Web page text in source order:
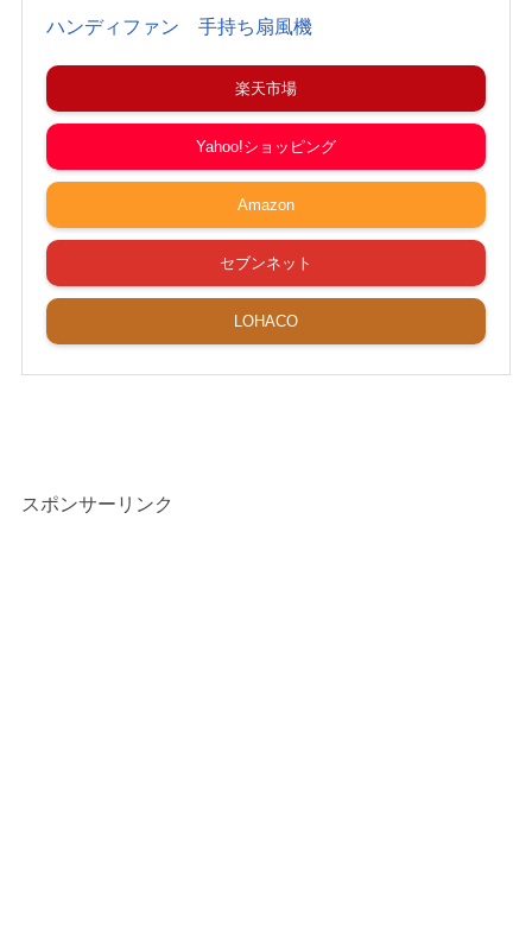
ハンディファン 手持ち扇風機
楽天市場
Yahoo!ショッピング
Amazon
セブンネット
LOHACO
スポンサーリンク